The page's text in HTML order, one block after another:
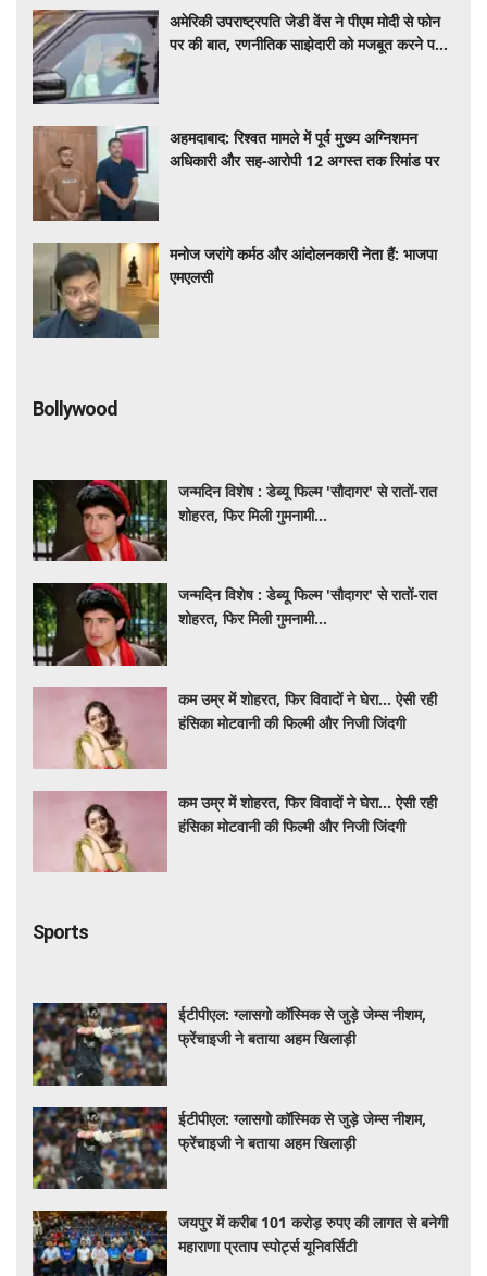
अमेरिकी उपराष्ट्रपति जेडी वेंस ने पीएम मोदी से फोन
पर की बात, रणनीतिक साझेदारी को मजबूत करने पर
अहमदाबाद: रिश्वत मामले में पूर्व मुख्य अग्निशमन
अधिकारी और सह-आरोपी 12 अगस्त तक रिमांड पर
मनोज जरांगे कर्मठ और आंदोलनकारी नेता हैं: भाजपा
एमएलसी
Bollywood
जन्मदिन विशेष : डेब्यू फिल्म 'सौदागर' से रातों-रात
शोहरत, फिर मिली गुमनामी...
जन्मदिन विशेष : डेब्यू फिल्म 'सौदागर' से रातों-रात
शोहरत, फिर मिली गुमनामी...
कम उम्र में शोहरत, फिर विवादों ने घेरा… ऐसी रही
हंसिका मोटवानी की फिल्मी और निजी जिंदगी
कम उम्र में शोहरत, फिर विवादों ने घेरा… ऐसी रही
हंसिका मोटवानी की फिल्मी और निजी जिंदगी
Sports
ईटीपीएल: ग्लासगो कॉस्मिक से जुड़े जेम्स नीशम,
फ्रेंचाइजी ने बताया अहम खिलाड़ी
ईटीपीएल: ग्लासगो कॉस्मिक से जुड़े जेम्स नीशम,
फ्रेंचाइजी ने बताया अहम खिलाड़ी
जयपुर में करीब 101 करोड़ रुपए की लागत से बनेगी
महाराणा प्रताप स्पोर्ट्स यूनिवर्सिटी